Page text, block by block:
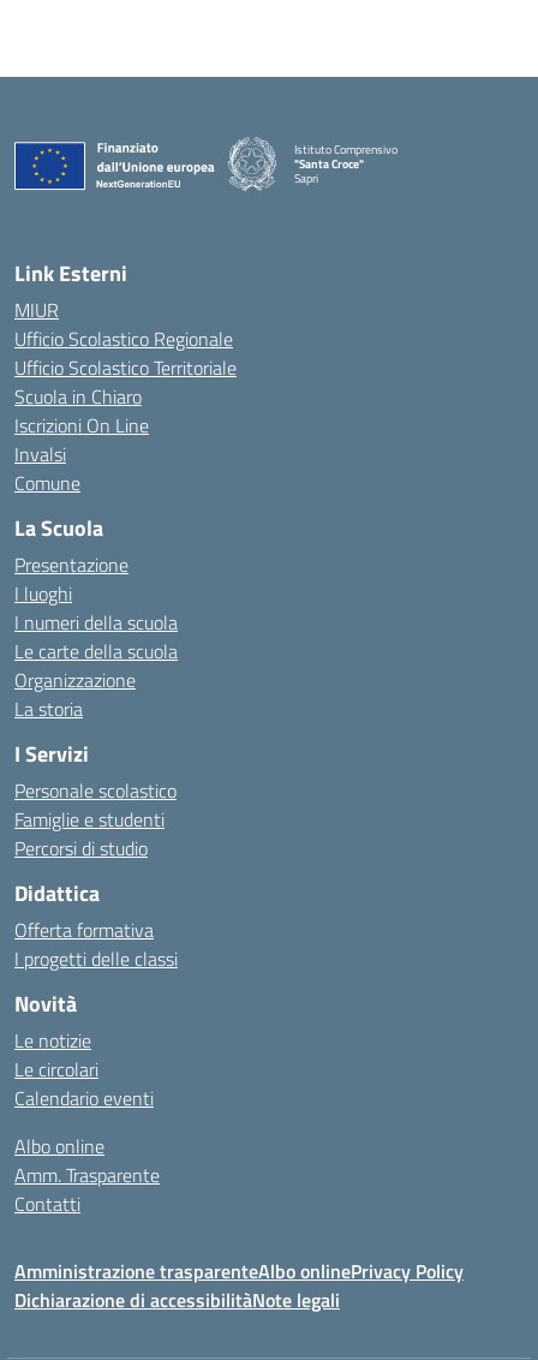
Istituto Comprensivo
"Santa Croce"
Sapri
— Visita la pagina iniziale della scuola
Link Esterni
MIUR
Ufficio Scolastico Regionale
Ufficio Scolastico Territoriale
Scuola in Chiaro
Iscrizioni On Line
Invalsi
Comune
La Scuola
Presentazione
I luoghi
I numeri della scuola
Le carte della scuola
Organizzazione
La storia
I Servizi
Personale scolastico
Famiglie e studenti
Percorsi di studio
Didattica
Offerta formativa
I progetti delle classi
Novità
Le notizie
Le circolari
Calendario eventi
Albo online
Amm. Trasparente
Contatti
Amministrazione trasparenteAlbo onlinePrivacy Policy
Dichiarazione di accessibilitàNote legali